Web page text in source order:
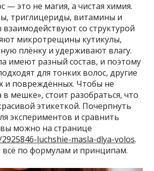
— это не магия, а чистая химия.
триглицериды, витамины и
со структурой
микротрещины кутикулы,
плёнку и удерживают влагу.
имеют разный состав, и поэтому
для тонких волос, другие
и повреждённых. Чтобы не
в мешке», стоит разобраться, что
этикеткой. Почерпнуть
экспериментов и сравнить
можно на странице
luchshie-masla-dlya-volos.
по формулам и принципам.